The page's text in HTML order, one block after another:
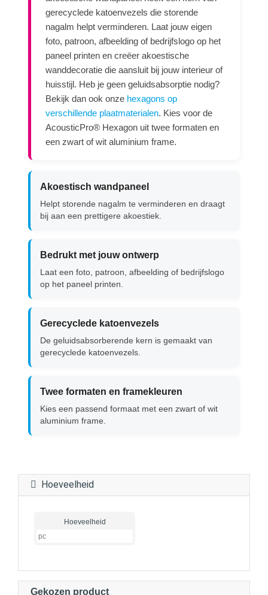
gerecyclede katoenvezels die storende
nagalm helpt verminderen. Laat jouw eigen
foto, patroon, afbeelding of bedrijfslogo op het
paneel printen en creëer akoestische
wanddecoratie die aansluit bij jouw interieur of
huisstijl. Heb je geen geluidsabsorptie nodig?
Bekijk dan ook onze hexagons op
verschillende plaatmaterialen. Kies voor de
AcousticPro® Hexagon uit twee formaten en
een zwart of wit aluminium frame.
Akoestisch wandpaneel
Helpt storende nagalm te verminderen en draagt
bij aan een prettigere akoestiek.
Bedrukt met jouw ontwerp
Laat een foto, patroon, afbeelding of bedrijfslogo
op het paneel printen.
Gerecyclede katoenvezels
De geluidsabsorberende kern is gemaakt van
gerecyclede katoenvezels.
Twee formaten en framekleuren
Kies een passend formaat met een zwart of wit
aluminium frame.
Hoeveelheid
Hoeveelheid
Gekozen product